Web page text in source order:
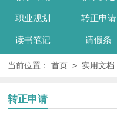
职业规划 转正申请
读书笔记 请假条
当前位置： 首页 > 实用文档
转正申请